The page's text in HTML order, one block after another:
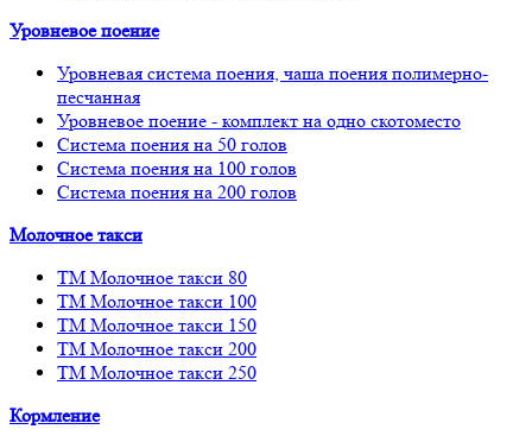
Уровневое поение
Уровневая система поения, чаша поения полимерно-
песчанная
Уровневое поение - комплект на одно скотоместо
Система поения на 50 голов
Система поения на 100 голов
Система поения на 200 голов
Молочное такси
ТМ Молочное такси 80
ТМ Молочное такси 100
ТМ Молочное такси 150
ТМ Молочное такси 200
ТМ Молочное такси 250
Кормление